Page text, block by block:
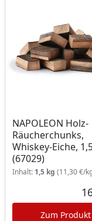
NAPOLEON Holz-
Räucherchunks,
Whiskey-Eiche,
(67029)
Inhalt: 1,5 kg (11,30 €/
Zum Produkt